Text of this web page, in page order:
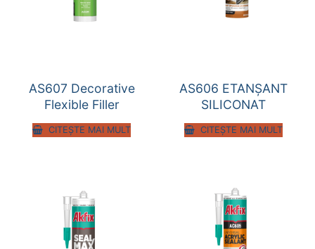
AS607 Decorative
Flexible Filler
CITEȘTE MAI MULT
AS606 ETANȘANT
SILICONAT
CITEȘTE MAI MULT